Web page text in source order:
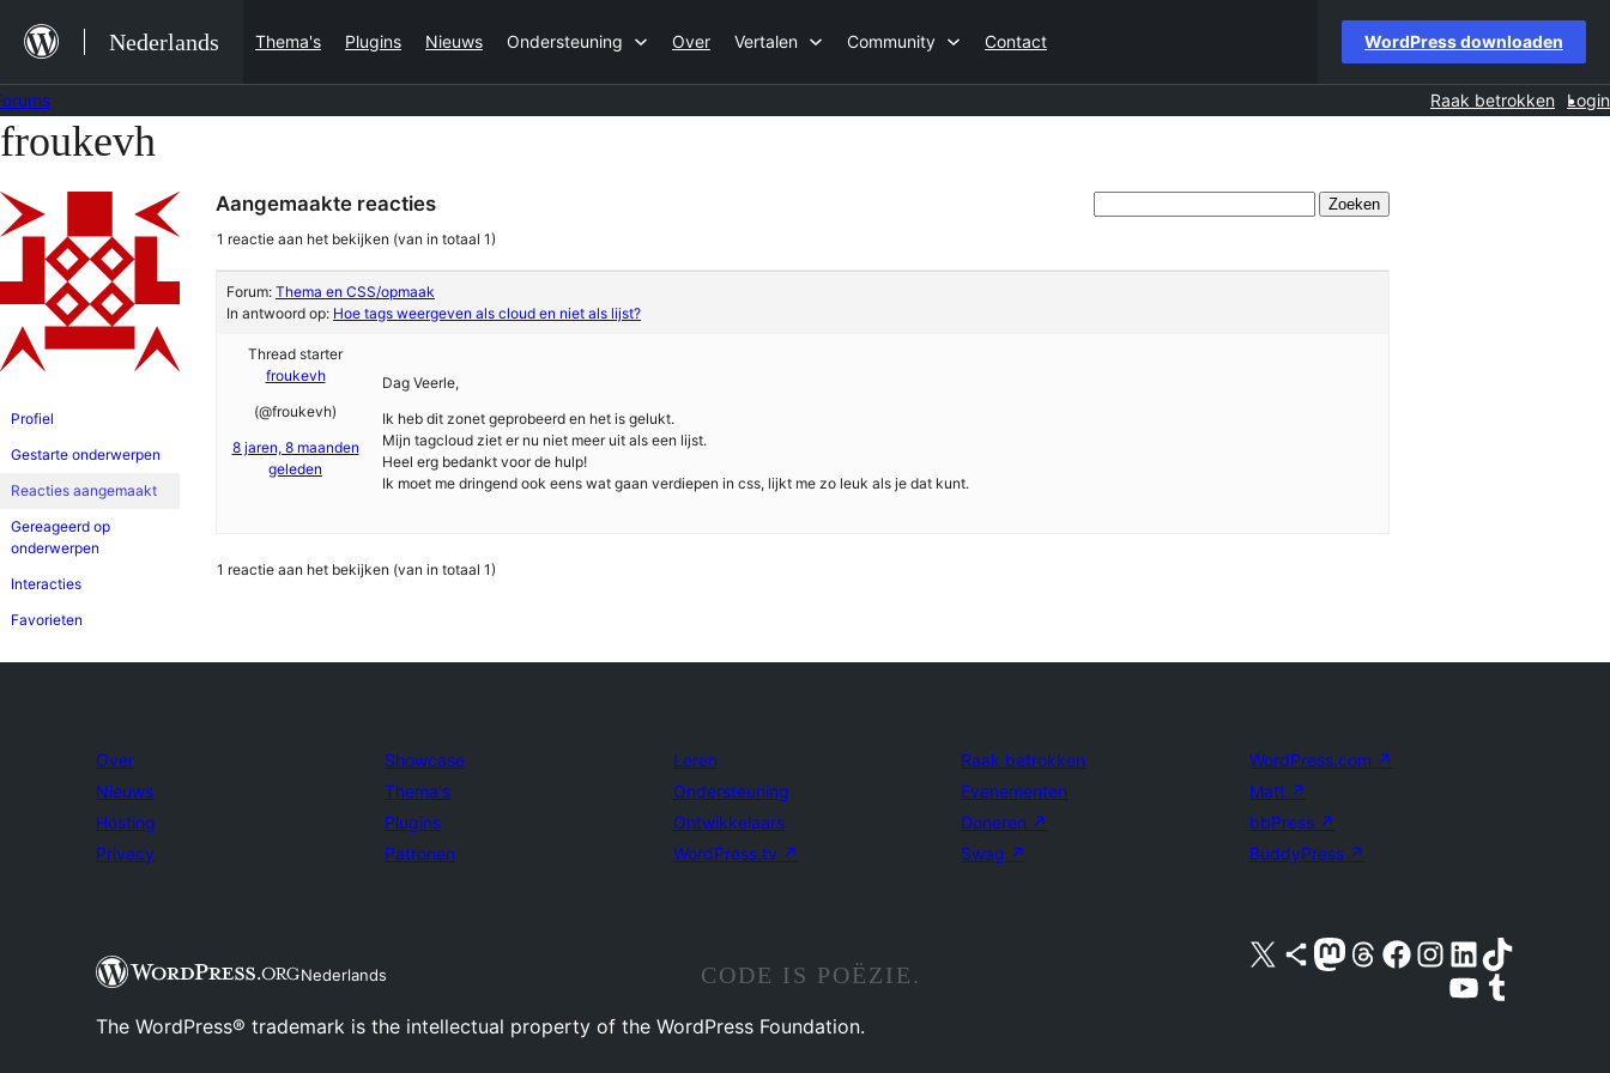
naar
de
inhoud
Nederlands Thema's Plugins Nieuws Ondersteuning Over Vertalen Community Contact WordPress downloaden
Raak betrokken Login
Ga
de
inhoud
froukevh
Profiel
Gestarte onderwerpen
Reacties aangemaakt
Gereageerd op
onderwerpen
Interacties
Favorieten
Aangemaakte reacties
1 reactie aan het bekijken (van in totaal 1)
Forum: Thema en CSS/opmaak
In antwoord op: Hoe tags weergeven als cloud en niet als lijst?
Thread starter
froukevh
(@froukevh)
8 jaren, 8 maanden
geleden
Dag Veerle,
Ik heb dit zonet geprobeerd en het is gelukt.
Mijn tagcloud ziet er nu niet meer uit als een lijst.
Heel erg bedankt voor de hulp!
Ik moet me dringend ook eens wat gaan verdiepen in css, lijkt me zo leuk als je dat kunt.
1 reactie aan het bekijken (van in totaal 1)
Over
Nieuws
Hosting
Privacy
Showcase
Thema's
Plugins
Patronen
Leren
Ondersteuning
Ontwikkelaars
WordPress.tv ↗
Raak betrokken
Evenementen
Doneren ↗
Swag ↗
WordPress.com ↗
Matt ↗
bbPress ↗
BuddyPress ↗
Nederlands
Bezoek ons X (voorheen Twitter) account
Bezoek ons Bluesky account
Bezoek ons Mastodon account
Bezoek ons Threads account
Onze Facebook pagina bezoeken
Bezoek ons Instagram account
Bezoek ons LinkedIn account
Bezoek ons TikTok account
Bezoek ons YouTube kanaalBezoek ons Tumblr account
CODE IS POËZIE.
The WordPress® trademark is the intellectual property of the WordPress Foundation.